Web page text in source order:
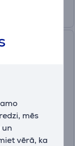
mēs
vērā, ka
-